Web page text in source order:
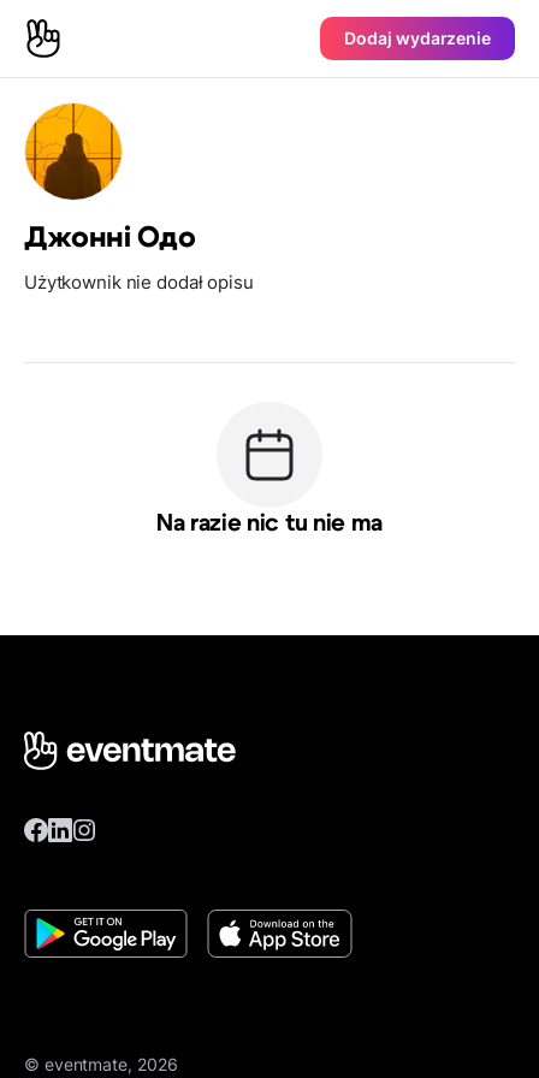
Dodaj wydarzenie
Джоннi Одо
Użytkownik nie dodał opisu
Na razie nic tu nie ma
© eventmate, 2026